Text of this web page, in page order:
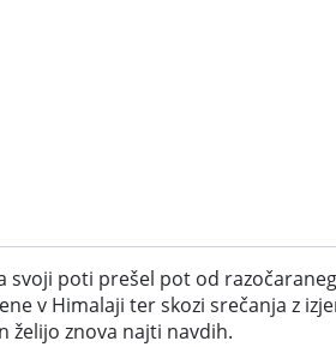
poti prešel pot od
v Himalaji ter skozi srečanja z
želijo znova najti navdih.